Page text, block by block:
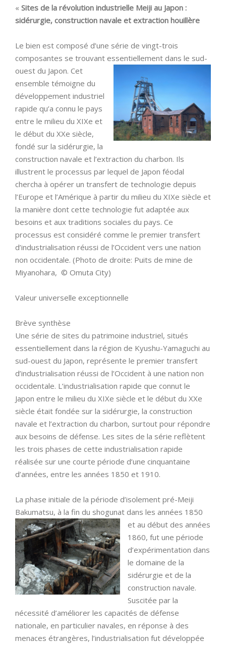
« Sites de la révolution industrielle Meiji au Japon :
sidérurgie, construction navale et extraction houillère
Le bien est composé d’une série de vingt-trois
composantes se trouvant essentiellement dans le sud-
ouest du Japon. Cet
ensemble témoigne du
développement industriel
rapide qu’a connu le pays
entre le milieu du XIXe et
le début du XXe siècle,
fondé sur la sidérurgie, la
construction navale et l’extraction du charbon. Ils
illustrent le processus par lequel de Japon féodal
chercha à opérer un transfert de technologie depuis
l’Europe et l’Amérique à partir du milieu du XIXe siècle et
la manière dont cette technologie fut adaptée aux
besoins et aux traditions sociales du pays. Ce
processus est considéré comme le premier transfert
d’industrialisation réussi de l’Occident vers une nation
non occidentale. (Photo de droite: Puits de mine de
Miyanohara, © Omuta City)
Valeur universelle exceptionnelle
Brève synthèse
Une série de sites du patrimoine industriel, situés
essentiellement dans la région de Kyushu-Yamaguchi au
sud-ouest du Japon, représente le premier transfert
d’industrialisation réussi de l’Occident à une nation non
occidentale. L’industrialisation rapide que connut le
Japon entre le milieu du XIXe siècle et le début du XXe
siècle était fondée sur la sidérurgie, la construction
navale et l’extraction du charbon, surtout pour répondre
aux besoins de défense. Les sites de la série reflètent
les trois phases de cette industrialisation rapide
réalisée sur une courte période d’une cinquantaine
d’années, entre les années 1850 et 1910.
La phase initiale de la période d’isolement pré-Meiji
Bakumatsu, à la fin du shogunat dans les années 1850
et au début des années
1860, fut une période
d’expérimentation dans
le domaine de la
sidérurgie et de la
construction navale.
Suscitée par la
nécessité d’améliorer les capacités de défense
nationale, en particulier navales, en réponse à des
menaces étrangères, l’industrialisation fut développée